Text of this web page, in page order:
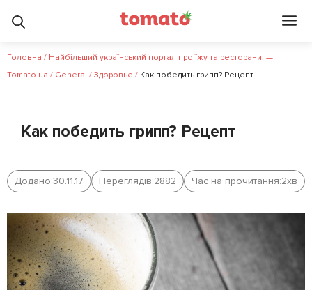
Головна / Найбільший український портал про їжу та ресторани. —
Tomato.ua / General / Здоровье / Как победить грипп? Рецепт
Как победить грипп? Рецепт
Додано:30.11.17 Переглядів:2882 Час на прочитання:2хв